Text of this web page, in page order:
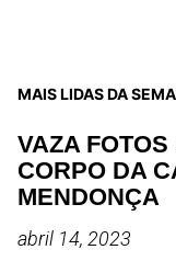
MAIS LIDAS DA
VAZA
CORPO DA
MENDONÇA
abril 14, 2023